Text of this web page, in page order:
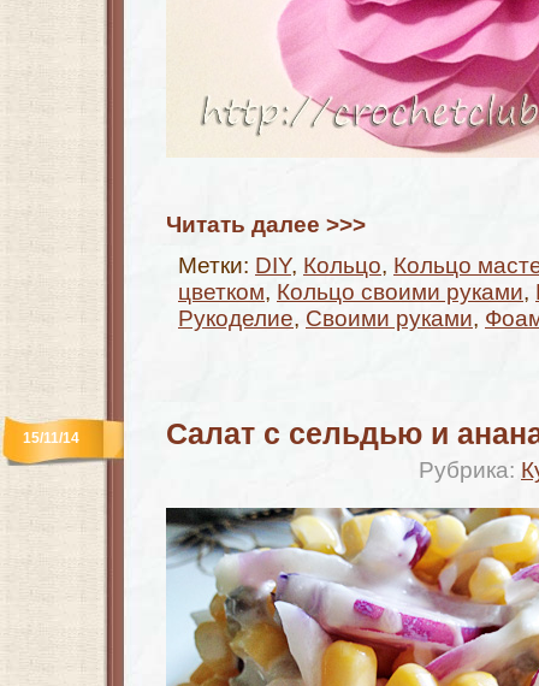
Читать далее >>>
Метки: DIY, Кольцо, Кольцо
цветком, Кольцо своими руками,
Рукоделие, Своими руками,
Салат с сельдью и
Рубрика:
15/11/14